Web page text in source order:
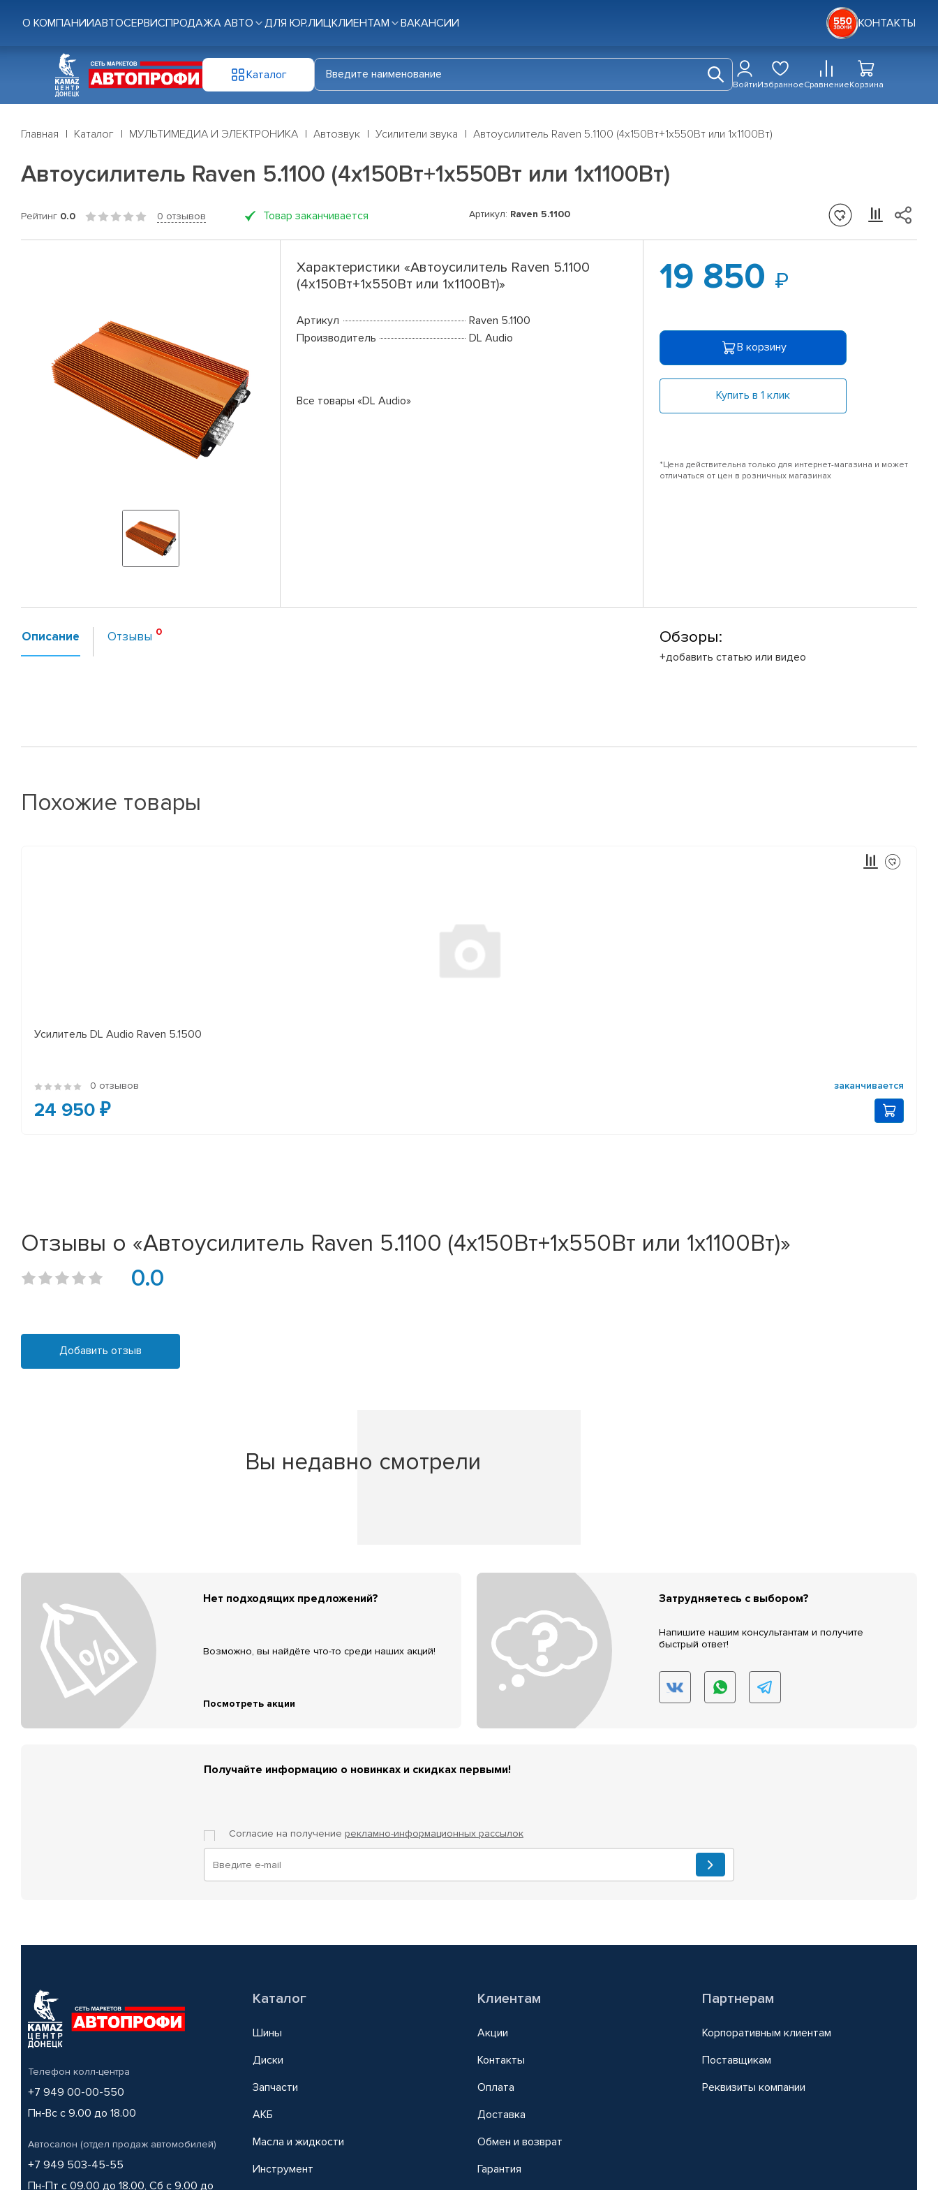
О КОМПАНИИАВТОСЕРВИСПРОДАЖА АВТО ДЛЯ ЮР.ЛИЦКЛИЕНТАМ ВАКАНСИИ КОНТАКТЫ
Каталог
ВойтиИзбранноеСравнениеКорзина
Главная Каталог МУЛЬТИМЕДИА И ЭЛЕКТРОНИКА Автозвук Усилители звука Автоусилитель Raven 5.1100 (4x150Вт+1x550Вт или 1х1100Вт)
Автоусилитель Raven 5.1100 (4x150Вт+1x550Вт или 1х1100Вт)
Рейтинг 0.0 0 отзывов Товар заканчивается Артикул: Raven 5.1100
Характеристики «Автоусилитель Raven 5.1100
(4x150Вт+1x550Вт или 1х1100Вт)»
Артикул
Raven 5.1100
Производитель
DL Audio
Все товары «DL Audio»
19 850
В корзину
Купить в 1 клик
*Цена действительна только для интернет-магазина и может
отличаться от цен в розничных магазинах
Описание Отзывы Обзоры:
+добавить статью или видео
Похожие товары
Усилитель DL Audio Raven 5.1500
0 отзывов заканчивается
24 950 ₽
Отзывы о «Автоусилитель Raven 5.1100 (4x150Вт+1x550Вт или 1х1100Вт)»
0.0
Добавить отзыв
Вы недавно смотрели
Нет подходящих предложений?
Возможно, вы найдёте что-то среди наших акций!
Посмотреть акции
Затрудняетесь с выбором?
Напишите нашим консультантам и получите
быстрый ответ!
Получайте информацию о новинках и скидках первыми!
Согласие на получение рекламно-информационных рассылок
Телефон колл-центра
+7 949 00-00-550
Пн-Вс с 9.00 до 18.00
Автосалон (отдел продаж автомобилей)
+7 949 503-45-55
Пн-Пт с 09.00 до 18.00, Сб с 9.00 до
Каталог
Шины
Диски
Запчасти
АКБ
Масла и жидкости
Инструмент
Клиентам
Акции
Контакты
Оплата
Доставка
Обмен и возврат
Гарантия
Партнерам
Корпоративным клиентам
Поставщикам
Реквизиты компании